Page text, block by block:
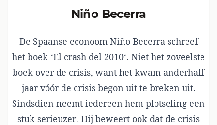
Niño Becerra
De Spaanse econoom Niño Becerra schreef
het boek ‘El crash del 2010‘. Niet het zoveelste
boek over de crisis, want het kwam anderhalf
jaar vóór de crisis begon uit te breken uit.
Sindsdien neemt iedereen hem plotseling een
stuk serieuzer. Hij beweert ook dat de crisis